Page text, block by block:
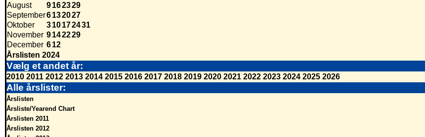
August
9162329
September6132027
Oktober
310172431
November 9142229
December 612
Årslisten 2024
Vælg et andet år:
2010 2011 2012 2013 2014 2015 2016 2017 2018 2019 2020 2021 2022 2023 2024 2025 2026
Alle årslister:
Årslisten
Årsliste/Yearend Chart
Årslisten 2011
Årslisten 2012